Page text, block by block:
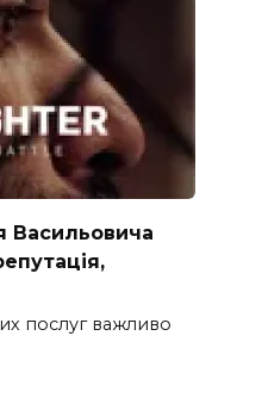
Васильовича
послуг важливо